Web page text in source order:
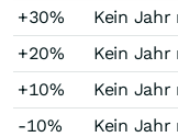
+30%
Kein
+20%
Kein
+10%
Kein
-10%
Kein